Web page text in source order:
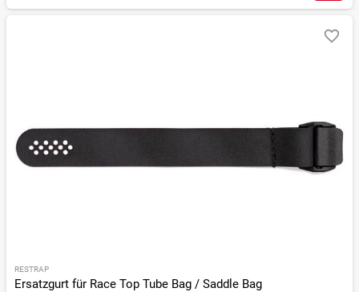
RESTRAP
Ersatzgurt für Race Top Tube Bag / Saddle Bag